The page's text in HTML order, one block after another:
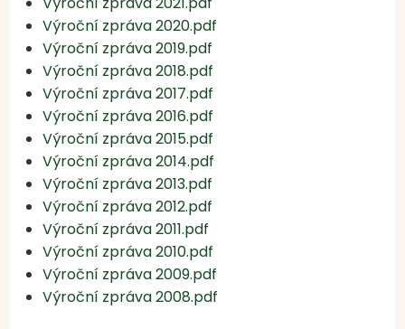
Výroční zpráva 2020.pdf
Výroční zpráva 2019.pdf
Výroční zpráva 2018.pdf
Výroční zpráva 2017.pdf
Výroční zpráva 2016.pdf
Výroční zpráva 2015.pdf
Výroční zpráva 2014.pdf
Výroční zpráva 2013.pdf
Výroční zpráva 2012.pdf
Výroční zpráva 2011.pdf
Výroční zpráva 2010.pdf
Výroční zpráva 2009.pdf
Výroční zpráva 2008.pdf